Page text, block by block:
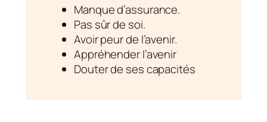
Manque d’assurance.
Pas sûr de soi.
Avoir peur de l’avenir.
Appréhender l’avenir
Douter de ses capacités